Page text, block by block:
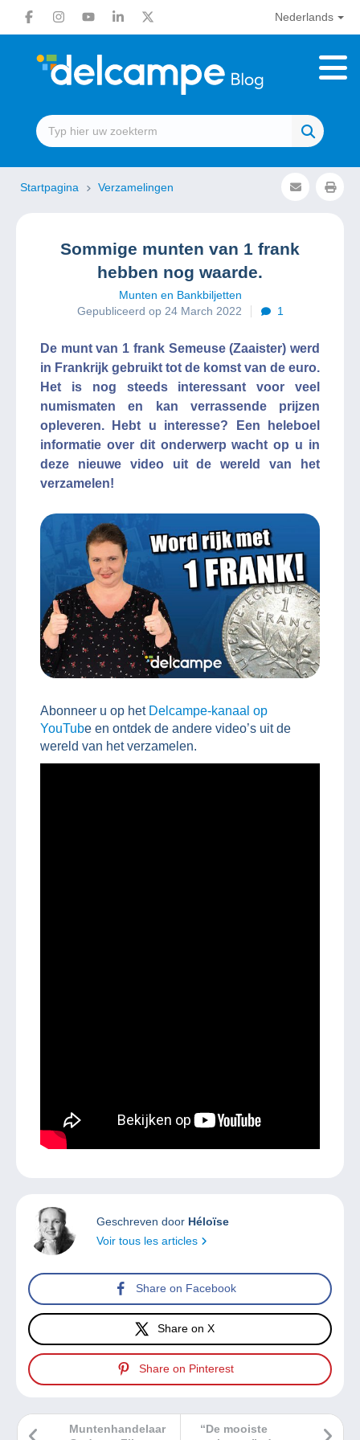
Nederlands
Startpagina Verzamelingen
Sommige munten van 1 frank
hebben nog waarde.
Munten en Bankbiljetten
Gepubliceerd op 24 March 2022
1
De munt van 1 frank Semeuse (Zaaister) werd
in Frankrijk gebruikt tot de komst van de euro.
Het is nog steeds interessant voor veel
numismaten en kan verrassende prijzen
opleveren. Hebt u interesse? Een heleboel
informatie over dit onderwerp wacht op u in
deze nieuwe video uit de wereld van het
verzamelen!
Abonneer u op het Delcampe-kanaal op
YouTube en ontdek de andere video’s uit de
wereld van het verzamelen.
Geschreven door Héloïse
Voir tous les articles
Share on Facebook
Share on X
Share on Pinterest
“De mooiste
Muntenhandelaar